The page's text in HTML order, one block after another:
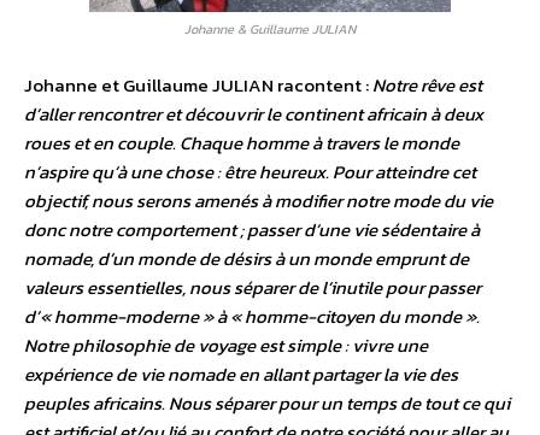
Johanne & Guillaume JULIAN
Johanne et Guillaume JULIAN racontent :Notre rêve est
d’aller rencontrer et découvrir le continent africain à deux
roues et en couple. Chaque homme à travers le monde
n’aspire qu’à une chose : être heureux. Pour atteindre cet
objectif, nous serons amenés à modifier notre mode du vie
donc notre comportement ; passer d’une vie sédentaire à
nomade, d’un monde de désirs à un monde emprunt de
valeurs essentielles, nous séparer de l’inutile pour passer
d’« homme-moderne » à « homme-citoyen du monde ».
Notre philosophie de voyage est simple : vivre une
expérience de vie nomade en allant partager la vie des
peuples africains. Nous séparer pour un temps de tout ce qui